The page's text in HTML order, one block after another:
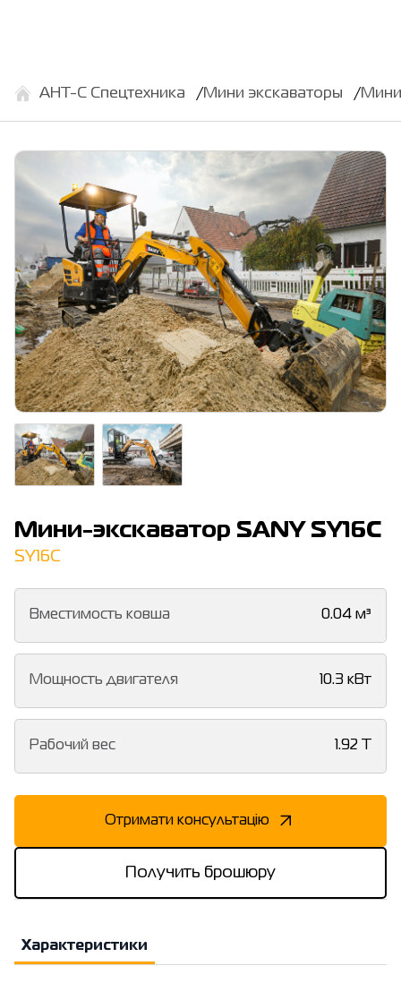
АНТ-С Спецтехника Мини экскаваторы
Мини-экскаватор SANY SY16C
SY16C
Вместимость ковша 0.04 м³
Мощность двигателя 10.3 кВт
Рабочий вес 1.92 T
Отримати консультацію
Получить брошюру
Характеристики